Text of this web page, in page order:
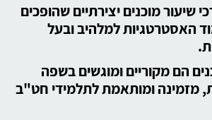
שיעור מוכנים יצירתיים שהופכים
האסטרטגיות למלהיב ובעל
הם מקוריים ומוגשים בשפה
מזמינה ומותאמת לתלמידי חט"ב